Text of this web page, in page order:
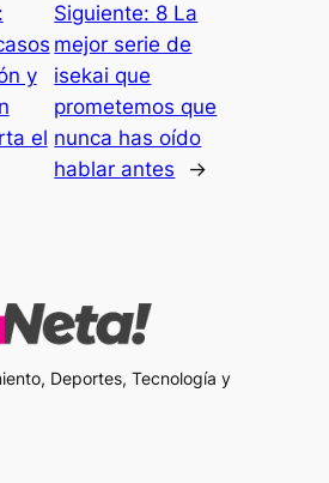
y
el
Siguiente: 8 La
mejor serie de
isekai que
prometemos que
nunca has oído
hablar antes
→
Deportes, Tecnología y